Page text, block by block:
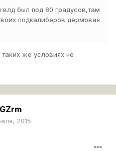
был под 80 градусов,там
подкалиберов дермовая
же условиях не
2015